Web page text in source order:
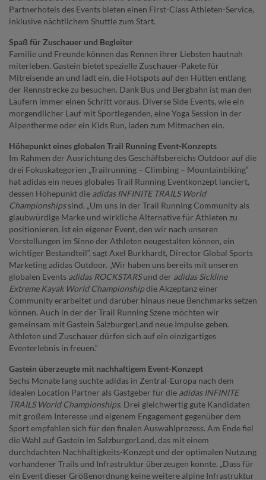
Partnerhotels des Events bieten einen First-Class Athleten-Service,
inklusive nächtlichem Shuttle zum Start.
Spaß für Zuschauer und Begleiter
Familie und Freunde können das Rennen ihrer Liebsten hautnah
miterleben. Gastein bietet spezielle Zuschauer-Pakete für
Mitreisende an und lädt ein, die Hotspots auf den Hütten entlang
der Rennstrecke zu besuchen. Dank Bus und Bergbahn ist man den
Läufern immer einen Schritt voraus. Diverse Side Events, wie ein
morgendlicher Lauf mit Sportlegenden, eine Yoga Session in der
Alpentherme oder ein Kids Run, laden zum Mitmachen ein.
Höhepunkt eines globalen Trail Running Event-Konzepts
Im Rahmen der Ausrichtung des Geschäftsbereichs Outdoor auf die
drei Fokuskategorien „Trailrunning – Climbing – Mountainbiking“
hat adidas ein neues globales Trail Running Eventkonzept lanciert,
dessen Höhepunkt die adidas INFINITE TRAILS World
Championshipssind. „Um uns in der Trail Running Community als
glaubwürdige Marke und wirkliche Alternative für Athleten zu
positionieren, ist ein eigener Event, den wir nach unseren
Vorstellungen im Sinne der Athleten neugestalten können, ein
wichtiger Bestandteil“, sagt Axel Burkhardt, Director Global Sports
Marketing adidas Outdoor. „Wir haben uns bereits mit unseren
globalen Events adidas ROCKSTARSund der adidas Sickline
Extreme Kayak World Championshipdie Akzeptanz einer
Community erarbeitet und darüber hinaus neue Benchmarks setzen
können. Auch in der der Trail Running Szene möchten wir
gemeinsam mit Gastein SalzburgerLand neue Impulse geben.
Athleten und Zuschauer dürfen sich auf ein einzigartiges
Eventerlebnis in freuen.“
Gastein überzeugte mit nachhaltigem Event-Konzept
Sechs Monate lang suchte adidas in Zentral-Europa nach dem
idealen Location Partner als Gastgeber für die adidas INFINITE
TRAILS World Championships. Drei gleichwertig gute Kandidaten
mit großem Interesse und eigenem Engagement gegenüber dem
Sport empfahlen sich für den finalen Auswahlprozess. Am Ende fiel
die Wahl auf Gastein im SalzburgerLand, das mit einem
durchdachten Nachhaltigkeits-Konzept und der optimalen Nutzung
vorhandener Trails und Infrastruktur überzeugen konnte. „Dass für
ein Event dieser Größenordnung keine weitere alpine Infrastruktur